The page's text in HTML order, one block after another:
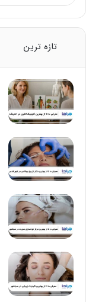
تازه ترین